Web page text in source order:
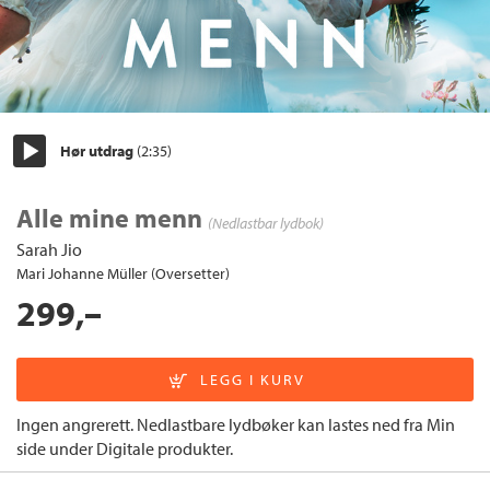
Hør utdrag (2:35)
Alle mine menn (Nedlastbar lydbok)
Sarah Jio
Mari Johanne Müller (Oversetter)
299,–
Ingen angrerett. Nedlastbare lydbøker kan lastes ned fra Min
side under Digitale produkter.